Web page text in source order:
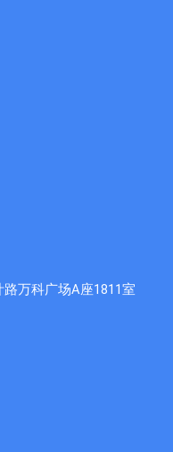
万科广场A座1811室